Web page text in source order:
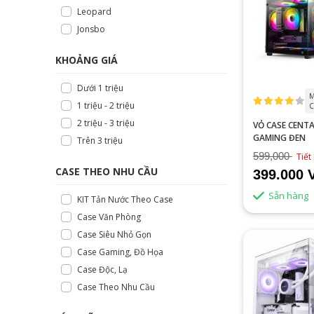
Leopard
Jonsbo
KHOẢNG GIÁ
Dưới 1 triệu
1 triệu - 2 triệu
2 triệu - 3 triệu
Trên 3 triệu
CASE THEO NHU CẦU
KIT Tản Nước Theo Case
Case Văn Phòng
Case Siêu Nhỏ Gọn
Case Gaming, Đồ Họa
Case Độc, Lạ
Case Theo Nhu Cầu
VỎ CASE
GAMING ĐEN
599,000 Tiết
399.000
Sẵn hàng